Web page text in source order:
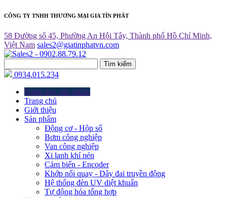
CÔNG TY TNHH THƯƠNG MẠI GIA TÍN PHÁT
58 Đường số 45, Phường An Hội Tây, Thành phố Hồ Chí Minh,
Việt Nam sales2@giatinphatvn.com
Tìm kiếm
0934.015.234
Danh mục sản phẩm
Trang chủ
Giới thiệu
Sản phẩm
Động cơ - Hộp số
Bơm công nghiệp
Van công nghiệp
Xi lanh khí nén
Cảm biến - Encoder
Khớp nối quay - Dây đai truyền động
Hệ thống đèn UV diệt khuẩn
Tự động hóa tổng hợp